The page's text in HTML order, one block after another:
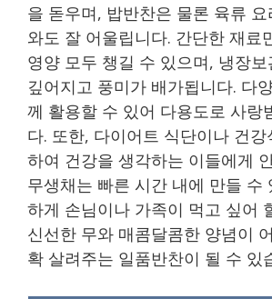
을 돋우며, 밥반찬은 물론 육류
와도 잘 어울립니다. 간단한 재료
영양 모두 챙길 수 있으며, 냉장
깊어지고 풍미가 배가됩니다. 다
께 활용할 수 있어 다용도로 사랑
다. 또한, 다이어트 식단이나 건
하여 건강을 생각하는 이들에게
무생채는 빠른 시간 내에 만들 수
하게 손님이나 가족이 먹고 싶어
신선한 무와 매콤달콤한 양념이
확 살려주는 일품반찬이 될 수 있